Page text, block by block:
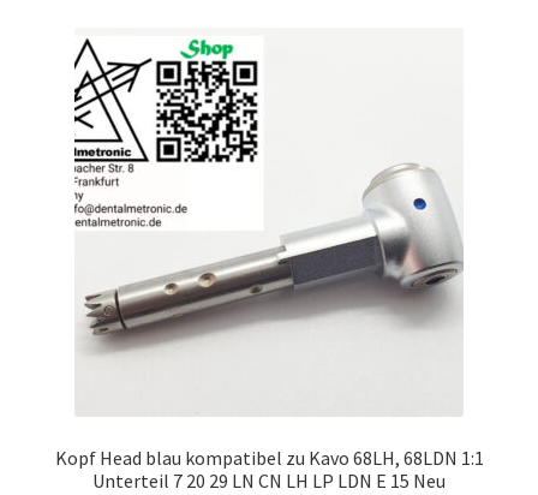
Wichtige Infos
Unsere Firma
Warenkorb
Kopf Head blau kompatibel zu Kavo 68LH, 68LDN 1:1
Unterteil 7 20 29 LN CN LH LP LDN E 15 Neu